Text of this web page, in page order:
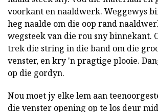
voorkant en naaldwerk. Weggewys
heg naalde om die oop rand
wegsteek van die rou sny binnekant.
trek die string in die band om die
venster, en kry 'n pragtige plooie.
op die gordyn.
Nou moet jy elke lem aan
die venster opening op te los deur